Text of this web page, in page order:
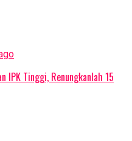
IPK Tinggi, Renungkanlah 15